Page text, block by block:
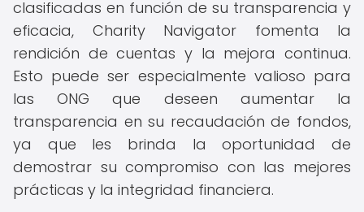
clasificadas en función de su transparencia y
eficacia, Charity Navigator fomenta la
rendición de cuentas y la mejora continua.
Esto puede ser especialmente valioso para
las ONG que deseen aumentar la
transparencia en su recaudación de fondos,
ya que les brinda la oportunidad de
demostrar su compromiso con las mejores
prácticas y la integridad financiera.